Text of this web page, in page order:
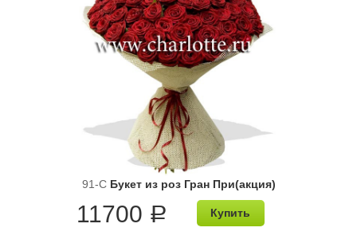
91-C Букет из роз Гран При(акция)
11700 a Купить